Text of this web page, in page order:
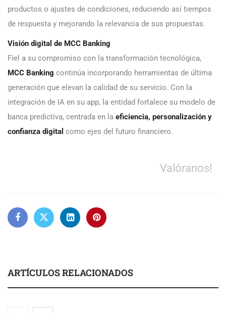
productos o ajustes de condiciones, reduciendo así tiempos
de respuesta y mejorando la relevancia de sus propuestas.
Visión digital de MCC Banking
Fiel a su compromiso con la transformación tecnológica,
MCC Banking continúa incorporando herramientas de última
generación que elevan la calidad de su servicio. Con la
integración de IA en su app, la entidad fortalece su modelo de
banca predictiva, centrada en la eficiencia, personalización y
confianza digital como ejes del futuro financiero.
Valóranos!
ARTÍCULOS RELACIONADOS